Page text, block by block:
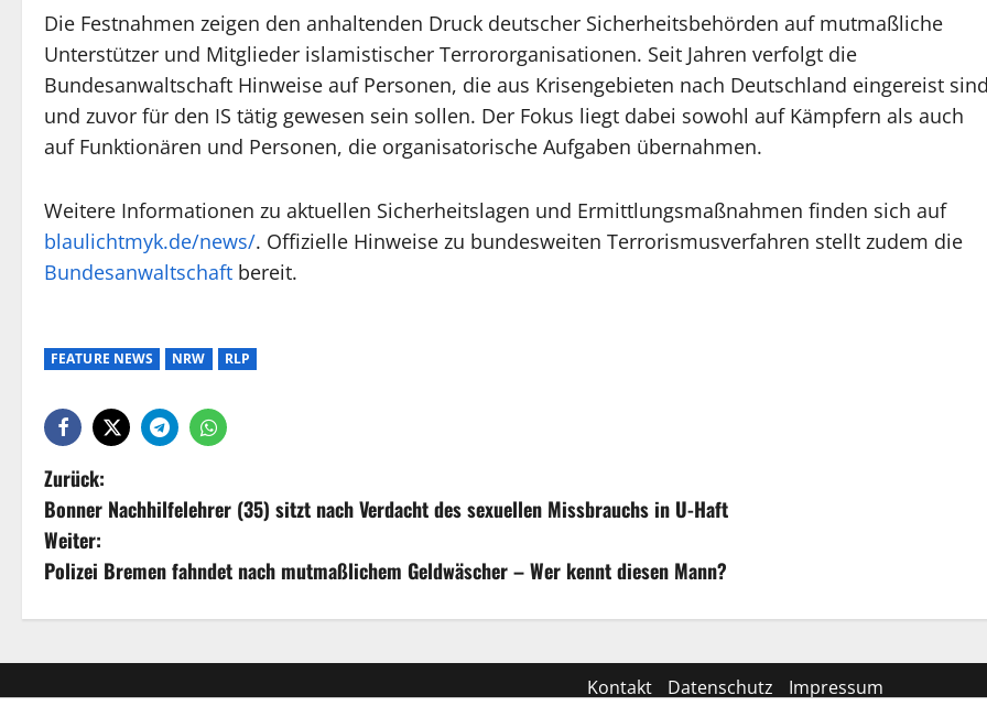
Die Festnahmen zeigen den anhaltenden Druck deutscher Sicherheitsbehörden auf mutmaßliche
Unterstützer und Mitglieder islamistischer Terrororganisationen. Seit Jahren verfolgt die
Bundesanwaltschaft Hinweise auf Personen, die aus Krisengebieten nach Deutschland eingereist
und zuvor für den IS tätig gewesen sein sollen. Der Fokus liegt dabei sowohl auf Kämpfern als auch
auf Funktionären und Personen, die organisatorische Aufgaben übernahmen.
Weitere Informationen zu aktuellen Sicherheitslagen und Ermittlungsmaßnahmen finden sich auf
blaulichtmyk.de/news/. Offizielle Hinweise zu bundesweiten Terrorismusverfahren stellt zudem die
Bundesanwaltschaft bereit.
FEATURE NEWS NRW RLP
Zurück:
Bonner Nachhilfelehrer (35) sitzt nach Verdacht des sexuellen Missbrauchs in U-Haft
Weiter:
Polizei Bremen fahndet nach mutmaßlichem Geldwäscher – Wer kennt diesen Mann?
Kontakt Datenschutz Impressum